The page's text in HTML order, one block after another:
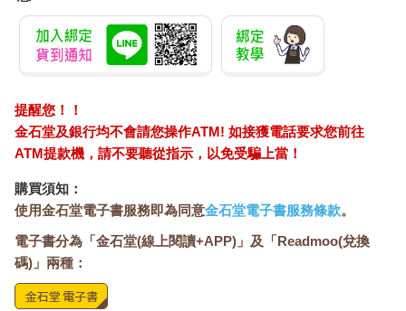
的威脅就在眼前，因為學神可能會隨時因考試「失常」而墜落凡
間。在這方面，來自父母幫助孩子提高成績的各種支援就非常重
要，他們的策略常常能夠創造學神，或維護學神的地位。
男女學生在中學畢業時，已經具備各種重要的技能，這些技能形
成了一套行為模式，有利於他們在全球社會中再次進行菁英地位
的複製。他們已經掌握並駕馭地位等級（status hierarchy），期
待同儕和上司依照每個人不同的地位給予不同的待遇，並且當他
們遭遇有可能危及地位複製的阻礙時，會向父母尋求協助。這群
年輕菁英中學時期在學校和家庭的經歷，實實在在影響著他們長
期的發展軌跡。這群學生帶著從前在中學學到的經驗，進入美國
（和歐洲）的校園繼續磨練這些與成為菁英有關的技能。隨著他
們進入研究所或職場，也會應用他們在中學時期吸取的教訓。那
些對校園內的地位體系（status system）有深入瞭解的人，能夠
制定策略，讓自己始終名列前茅，或至少避免淪為墊底。他們與
提醒您！！
金石堂及銀行均不會請您操作ATM! 如接獲電話要求您前往
ATM提款機，請不要聽從指示，以免受騙上當！
購買須知：
使用金石堂電子書服務即為同意金石堂電子書服務條款。
電子書分為「金石堂(線上閱讀+APP)」及「Readmoo(兌換
碼)」兩種：